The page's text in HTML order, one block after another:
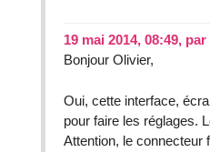
19 mai 2014, 08:49, par
Bonjour Olivier,
Oui, cette interface,
pour faire les réglages.
Attention, le connecteur